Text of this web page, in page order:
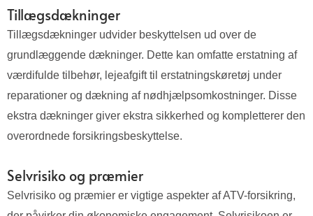
Tillægsdækninger
Tillægsdækninger udvider beskyttelsen ud over de
grundlæggende dækninger. Dette kan omfatte erstatning af
værdifulde tilbehør, lejeafgift til erstatningskøretøj under
reparationer og dækning af nødhjælpsomkostninger. Disse
ekstra dækninger giver ekstra sikkerhed og kompletterer den
overordnede forsikringsbeskyttelse.
Selvrisiko og præmier
Selvrisiko og præmier er vigtige aspekter af ATV-forsikring,